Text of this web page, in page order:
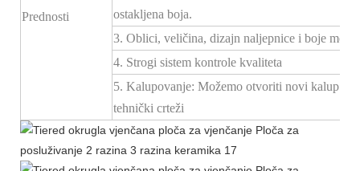
Prednosti
ostakljena boja.
3. Oblici, veličina, dizajn naljepnice i boje
4. Strogi sistem kontrole kvaliteta
5. Kalupovanje: Možemo otvoriti novi kalup
tehnički crteži